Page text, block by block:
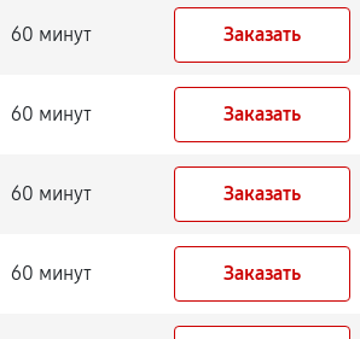
60 минут Заказать
60 минут Заказать
60 минут Заказать
60 минут Заказать